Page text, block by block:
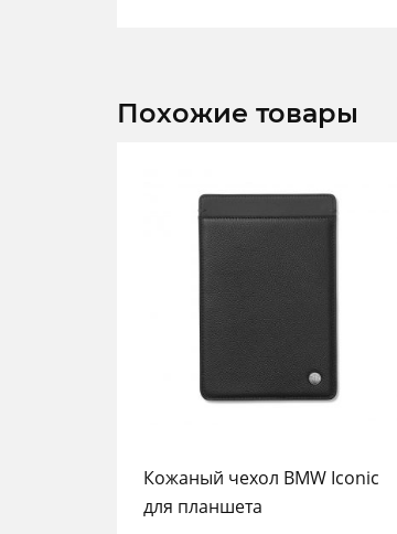
Похожие товары
Кожаный чехол BMW Iconic
для планшета